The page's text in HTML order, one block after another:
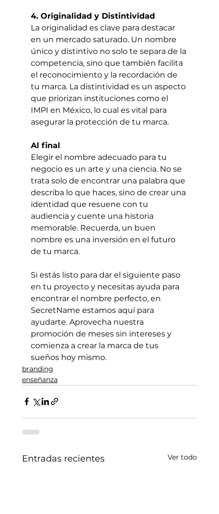
4. Originalidad y Distintividad
La originalidad es clave para destacar
en un mercado saturado. Un nombre
único y distintivo no solo te separa de la
competencia, sino que también facilita
el reconocimiento y la recordación de
tu marca. La distintividad es un aspecto
que priorizan instituciones como el
IMPI en México, lo cual es vital para
asegurar la protección de tu marca.
Al final
Elegir el nombre adecuado para tu
negocio es un arte y una ciencia. No se
trata solo de encontrar una palabra que
describa lo que haces, sino de crear una
identidad que resuene con tu
audiencia y cuente una historia
memorable. Recuerda, un buen
nombre es una inversión en el futuro
de tu marca.
Si estás listo para dar el siguiente paso
en tu proyecto y necesitas ayuda para
encontrar el nombre perfecto, en
SecretName estamos aquí para
ayudarte. Aprovecha nuestra
promoción de meses sin intereses y
comienza a crear la marca de tus
sueños hoy mismo.
branding
enseñanza
Entradas recientes Ver todo